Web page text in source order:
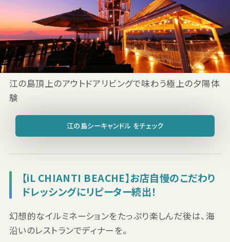
江の島頂上のアウトドアリビングで味わう極上の夕陽体
験
江の島シーキャンドル をチェック
【iL CHIANTI BEACHE】お店自慢のこだわり
ドレッシングにリピーター続出！
幻想的なイルミネーションをたっぷり楽しんだ後は、海
沿いのレストランでディナーを。